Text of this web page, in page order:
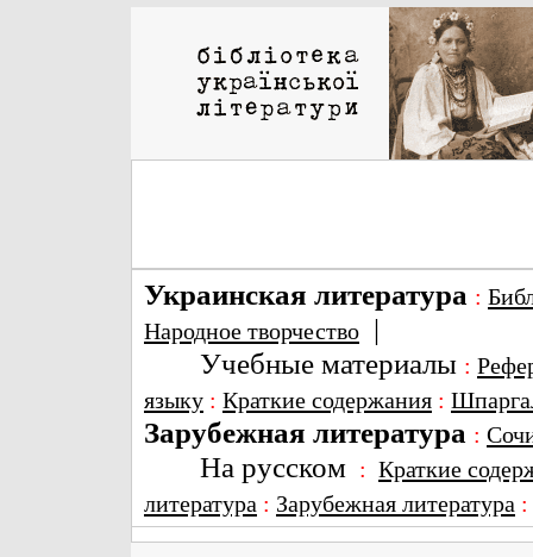
Украинская литература :
Народное творчество |
Учебные материалы :
языку : Краткие содержания :
Зарубежная литература :
На русском : Краткие
литература : Зарубежная литература